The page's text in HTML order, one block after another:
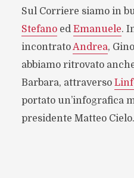
Sul Corriere siamo in
Stefanoed Emanuele.
incontratoAndrea,
abbiamo ritrovato
Barbara, attraverso
portato un’infografica
presidente Matteo Cielo.